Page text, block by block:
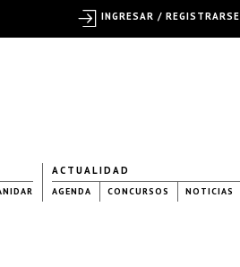
ACTUALIDAD
AGENDA CONCURSOS NOTICIAS
INGRESAR / REGISTRARSE